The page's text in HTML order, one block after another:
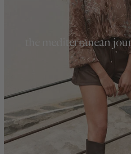
the mediterranean